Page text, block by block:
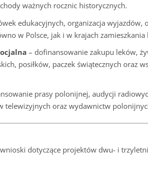
ważnych rocznic historycznych.
edukacyjnych, organizacja wyjazdów,
w Polsce, jak i w krajach
– dofinansowanie zakupu leków,
posiłków, paczek świątecznych oraz
prasy polonijnej, audycji
telewizyjnych oraz wydawnictw
dotyczące projektów dwu- i